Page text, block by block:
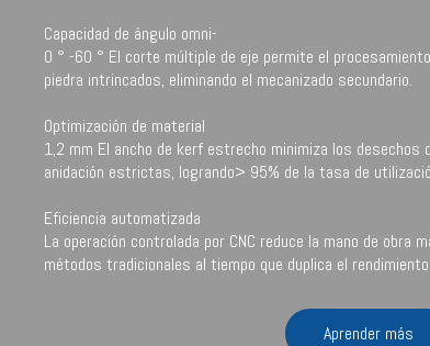
Capacidad de ángulo omni-
0 ° -60 ° El corte múltiple de eje permite el
piedra intrincados, eliminando el mecanizado secundario.
Optimización de material
1,2 mm El ancho de kerf estrecho minimiza los desechos
anidación estrictas, logrando> 95% de la tasa de
Eficiencia automatizada
La operación controlada por CNC reduce la mano de obra
métodos tradicionales al tiempo que duplica el
Aprender más